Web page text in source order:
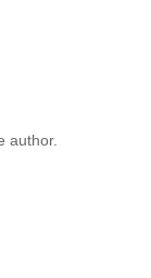
author.